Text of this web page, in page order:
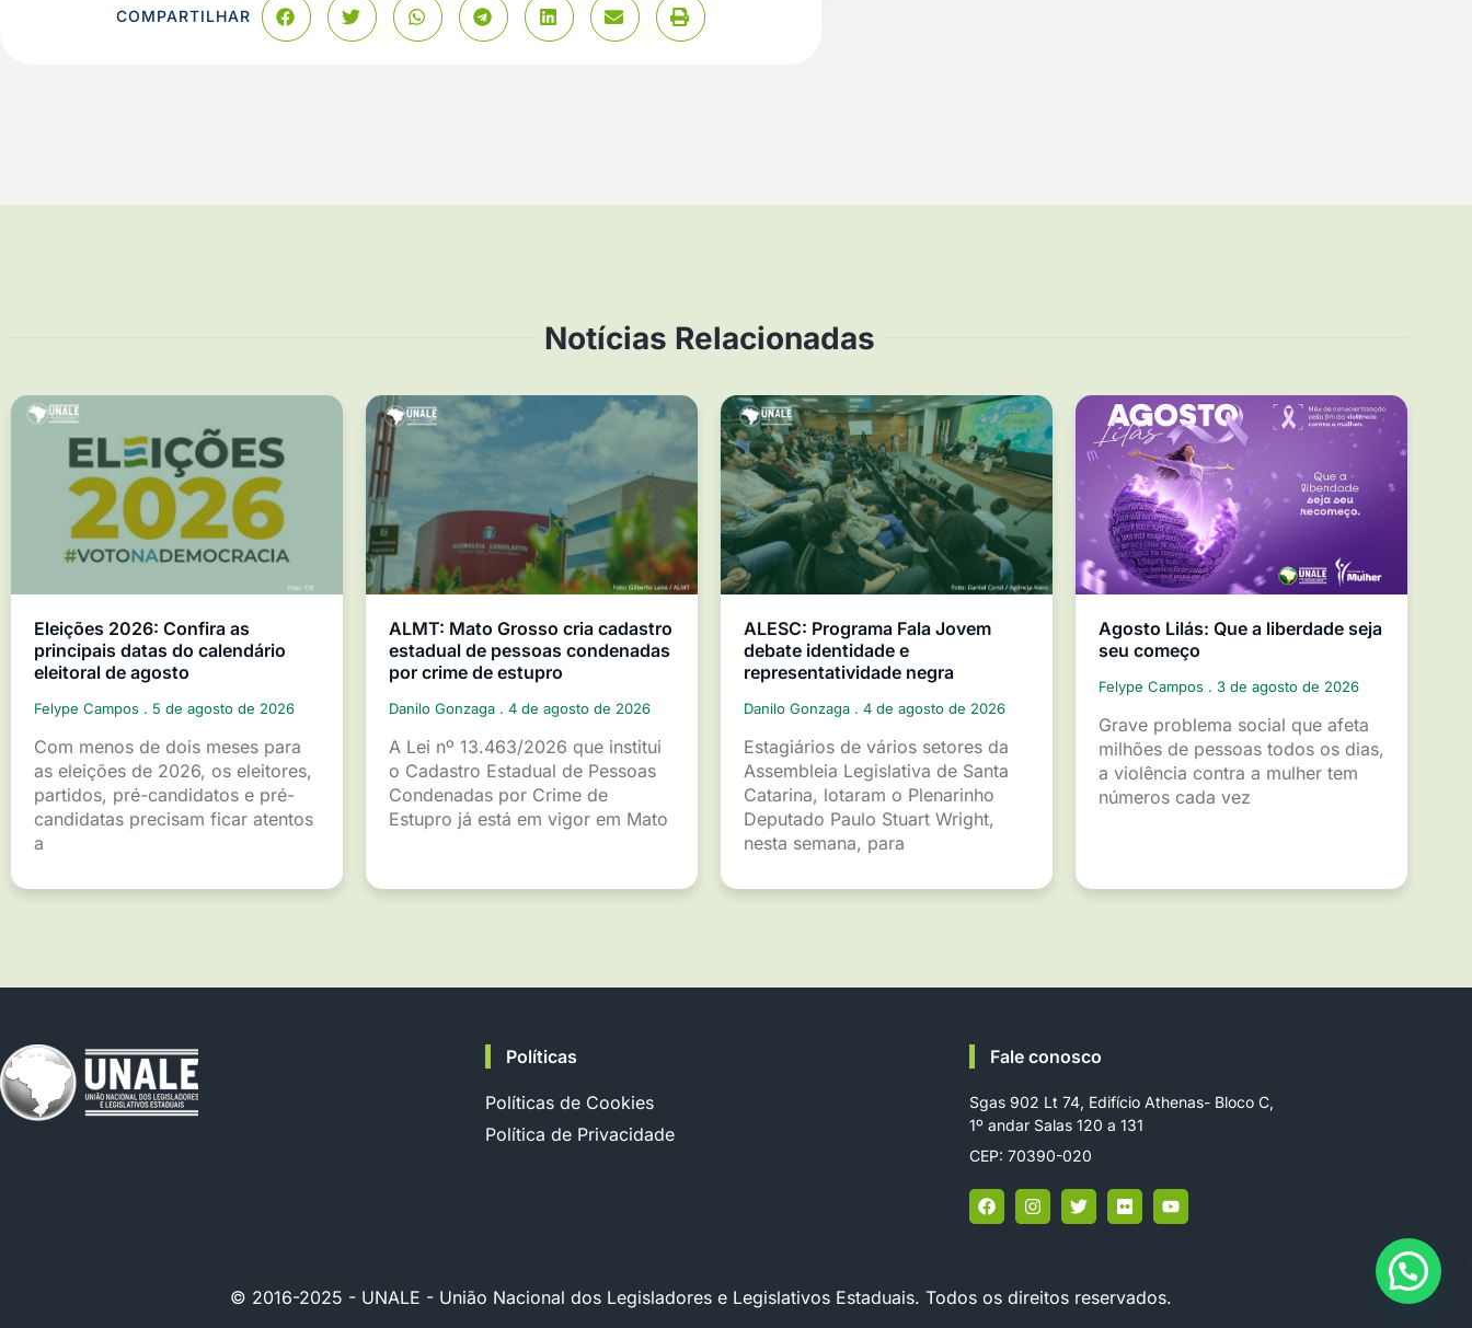
COMPARTILHAR
Notícias Relacionadas
Eleições 2026: Confira as
principais datas do calendário
eleitoral de agosto
Felype Campos 5 de agosto de 2026
Com menos de dois meses para
as eleições de 2026, os eleitores,
partidos, pré-candidatos e pré-
candidatas precisam ficar atentos
a
ALMT: Mato Grosso cria cadastro
estadual de pessoas condenadas
por crime de estupro
Danilo Gonzaga 4 de agosto de 2026
A Lei nº 13.463/2026 que institui
o Cadastro Estadual de Pessoas
Condenadas por Crime de
Estupro já está em vigor em Mato
ALESC: Programa Fala Jovem
debate identidade e
representatividade negra
Danilo Gonzaga 4 de agosto de 2026
Estagiários de vários setores da
Assembleia Legislativa de Santa
Catarina, lotaram o Plenarinho
Deputado Paulo Stuart Wright,
nesta semana, para
Agosto Lilás: Que a liberdade seja
seu começo
Felype Campos 3 de agosto de 2026
Grave problema social que afeta
milhões de pessoas todos os dias,
a violência contra a mulher tem
números cada vez
Políticas
Políticas de Cookies
Política de Privacidade
Fale conosco
Sgas 902 Lt 74, Edifício Athenas- Bloco C,
1º andar Salas 120 a 131
CEP: 70390-020
© 2016-2025 - UNALE - União Nacional dos Legisladores e Legislativos Estaduais. Todos os direitos reservados.